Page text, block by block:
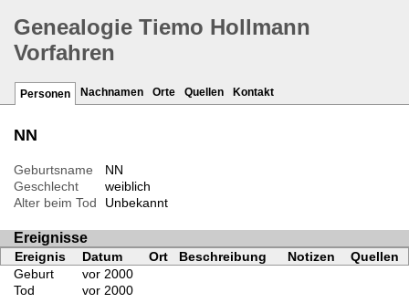
Genealogie Tiemo Hollmann
Vorfahren
Personen Nachnamen Orte Quellen Kontakt
NN
Geburtsname
NN
Geschlecht
weiblich
Alter beim Tod
Unbekannt
Ereignisse
Ereignis Datum Ort Beschreibung Notizen
Quellen
Geburt
vor 2000
Tod
vor 2000